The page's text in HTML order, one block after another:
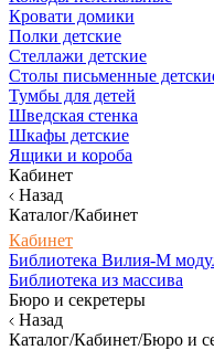
Кровати домики
Полки детские
Стеллажи детские
Столы письменные
Тумбы для детей
Шведская стенка
Шкафы детские
Ящики и короба
Кабинет
Назад
Каталог/Кабинет
Кабинет
Библиотека Вилия-М
Библиотека из массива
Бюро и секретеры
Назад
Каталог/Кабинет/Бюро и